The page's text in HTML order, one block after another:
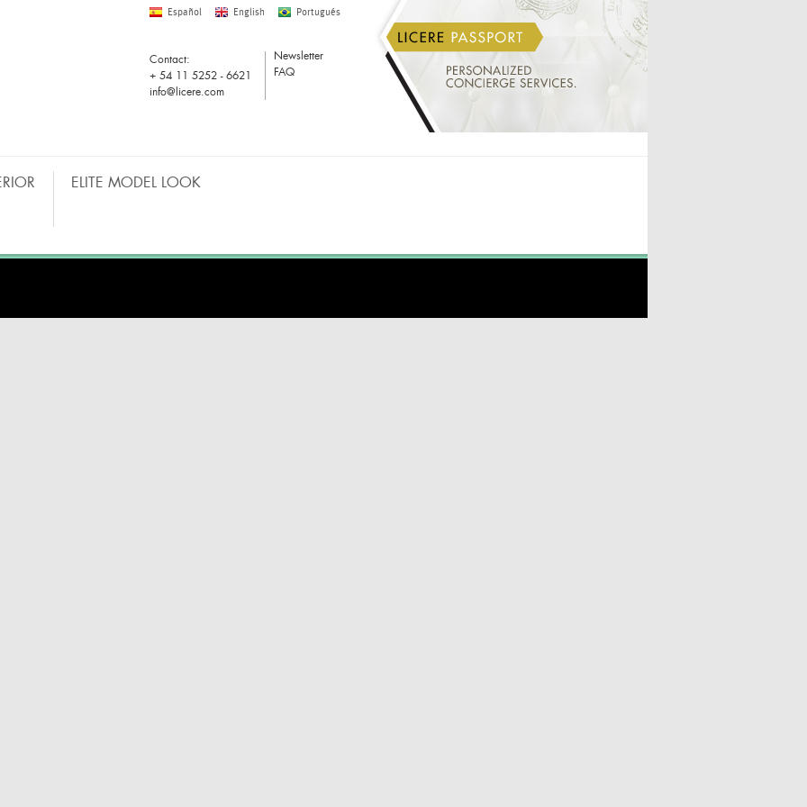
Español English Portugués
Contact:
+ 54 11 5252 - 6621
info@licere.com
Newsletter
FAQ
ELITE MODEL LOOK